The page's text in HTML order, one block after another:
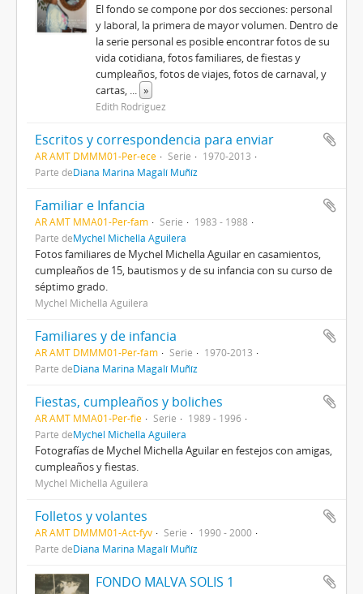
El fondo se compone por dos secciones: personal
y laboral, la primera de mayor volumen. Dentro de
la serie personal es posible encontrar fotos de su
vida cotidiana, fotos familiares, de fiestas y
cumpleaños, fotos de viajes, fotos de carnaval, y
cartas, ... »
Edith Rodriguez
Escritos y correspondencia para enviar
AR AMT DMMM01-Per-ece Serie
1970-2013
Parte deDiana Marina Magalí Muñíz
Familiar e Infancia
AR AMT MMA01-Per-fam Serie
1983 - 1988
Parte deMychel Michella Aguilera
Fotos familiares de Mychel Michella Aguilar en casamientos,
cumpleaños de 15, bautismos y de su infancia con su curso de
séptimo grado.
Mychel Michella Aguilera
Familiares y de infancia
AR AMT DMMM01-Per-fam Serie
1970-2013
Parte deDiana Marina Magalí Muñíz
Fiestas, cumpleaños y boliches
AR AMT MMA01-Per-fie Serie
1989 - 1996
Parte deMychel Michella Aguilera
Fotografías de Mychel Michella Aguilar en festejos con amigas,
cumpleaños y fiestas.
Mychel Michella Aguilera
Folletos y volantes
AR AMT DMMM01-Act-fyv Serie
1990 - 2000
Parte deDiana Marina Magalí Muñíz
FONDO MALVA SOLIS 1